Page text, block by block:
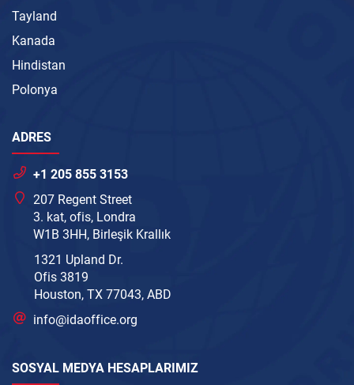
Tayland
Kanada
Hindistan
Polonya
ADRES
+1 205 855 3153
207 Regent Street
3. kat, ofis, Londra
W1B 3HH, Birleşik Krallık
1321 Upland Dr.
Ofis 3819
Houston, TX 77043, ABD
info@idaoffice.org
SOSYAL MEDYA HESAPLARIMIZ